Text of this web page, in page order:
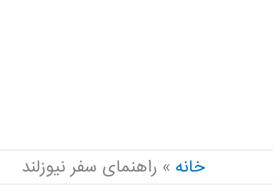
خانه
راهنمای سفر نیوزلند